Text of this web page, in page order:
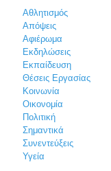
Αθλητισμός
Απόψεις
Αφιέρωμα
Εκδηλώσεις
Εκπαίδευση
Θέσεις Εργασίας
Κοινωνία
Οικονομία
Πολιτική
Σημαντικά
Συνεντεύξεις
Υγεία